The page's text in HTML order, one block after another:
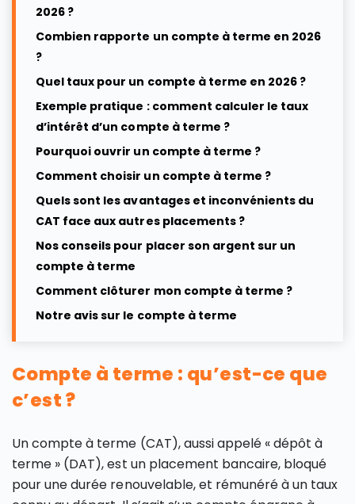
2026 ?
Combien rapporte un compte à terme en 2026
?
Quel taux pour un compte à terme en 2026 ?
Exemple pratique : comment calculer le taux
d’intérêt d’un compte à terme ?
Pourquoi ouvrir un compte à terme ?
Comment choisir un compte à terme ?
Quels sont les avantages et inconvénients du
CAT face aux autres placements ?
Nos conseils pour placer son argent sur un
compte à terme
Comment clôturer mon compte à terme ?
Notre avis sur le compte à terme
Compte à terme : qu’est-ce que
c’est ?
Un compte à terme (CAT), aussi appelé « dépôt à
terme » (DAT), est un placement bancaire, bloqué
pour une durée renouvelable, et rémunéré à un taux